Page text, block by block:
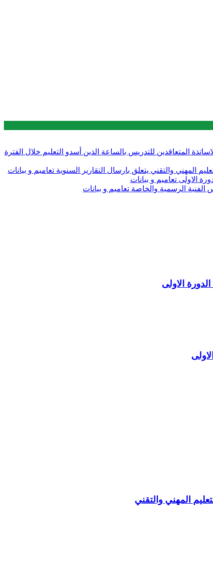
الاساتذة المتعاقدين للتدريس بالساعة الذين أسدو التعليم خلال الفترة
تعاميم و بيانات
تعاميم و بيانات
تعاميم و بيانات